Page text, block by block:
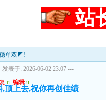
站
单双◤!
发表于: 2026-06-02 23:07 ---
u 编辑 u
,顶上去,祝你再创佳绩